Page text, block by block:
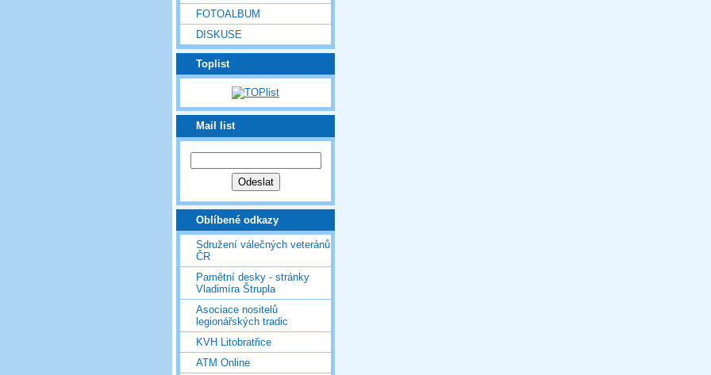
FOTOALBUM
DISKUSE
Toplist
Mail list
Oblíbené odkazy
Sdružení válečných veteránů
ČR
Pamětní desky - stránky
Vladimíra Štrupla
Asociace nositelů
legionářských tradic
KVH Litobratřice
ATM Online